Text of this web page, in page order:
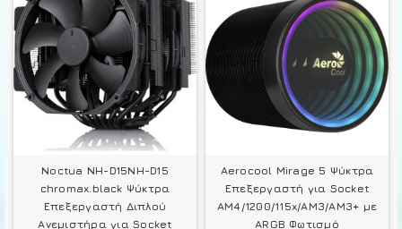
Noctua NH-D15NH-D15
chromax.black Ψύκτρα
Επεξεργαστή Διπλού
Ανεμιστήρα για Socket
Aerocool Mirage 5 Ψύκτρα
Επεξεργαστή για Socket
AM4/1200/115x/AM3/AM3+ με
ARGB Φωτισμό